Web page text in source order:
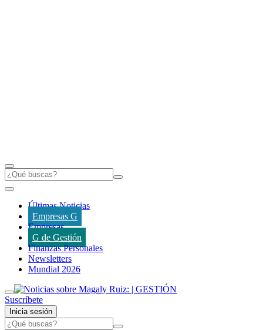
Últimas Noticias
Empresas G
Empresas
G de Gestión
Finanzas Personales
Newsletters
Mundial 2026
Suscríbete
Inicia sesión